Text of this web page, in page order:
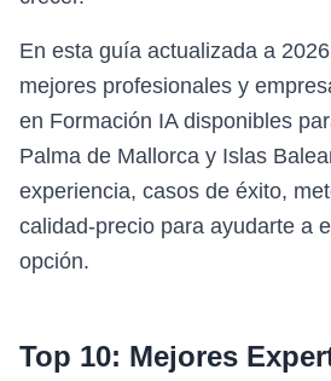
En esta guía actualizada a
mejores profesionales y
en Formación IA disponibles
Palma de Mallorca y Islas
experiencia, casos de éxito,
calidad-precio para ayudarte a
opción.
Top 10: Mejores